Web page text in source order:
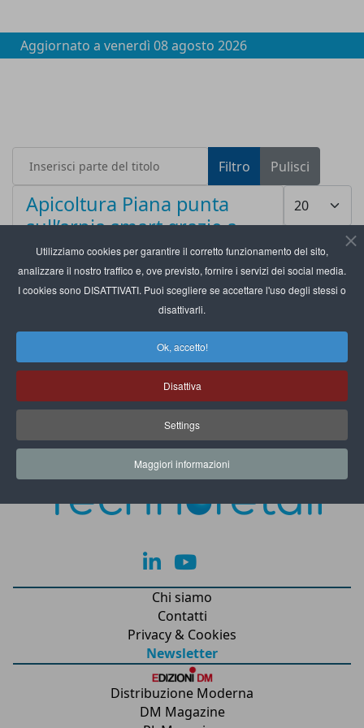
Utilizziamo cookies per garantire il corretto funzionamento del sito,
analizzare il nostro traffico e, ove previsto, fornire i servizi dei social media.
I cookies sono DISATTIVATI. Puoi scegliere se accettare l'uso degli stessi o
disattivarli.
Ok, accetto!
Disattiva
Settings
Maggiori informazioni
Aggiornato a venerdì 08 agosto 2026
Inserisci parte del titolo Filtro
Pulisci
Visualizza #
Apicoltura Piana punta
sull’arnia smart grazie a
Melixa System
lk yt
Chi siamo
Contatti
Privacy & Cookies
Newsletter
Distribuzione Moderna
DM Magazine